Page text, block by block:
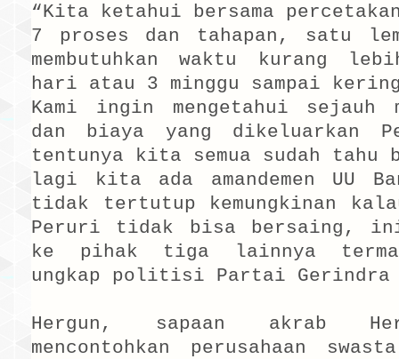
“Kita ketahui bersama
7 proses dan tahapan, satu
membutuhkan waktu kurang
hari atau 3 minggu sampai
Kami ingin mengetahui sejauh
dan biaya yang dikeluarkan
tentunya kita semua sudah tahu
lagi kita ada amandemen UU
tidak tertutup kemungkinan
Peruri tidak bisa bersaing,
ke pihak tiga lainnya
ungkap politisi Partai
Hergun, sapaan akrab
mencontohkan perusahaan